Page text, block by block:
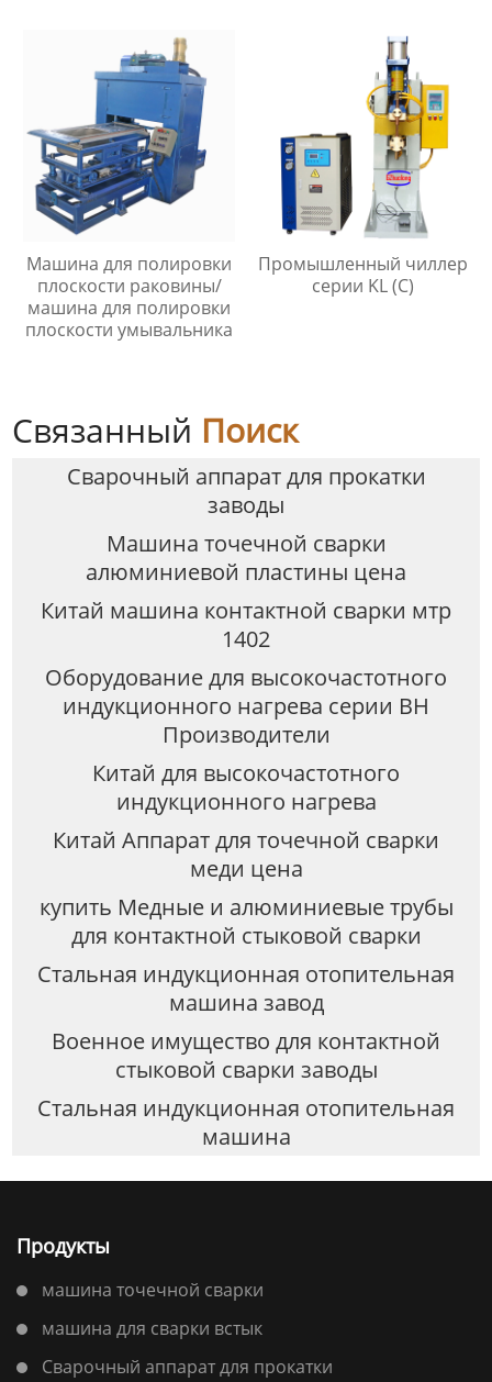
Машина для полировки
плоскости раковины/
машина для полировки
плоскости умывальника
Промышленный чиллер
серии KL (C)
Связанный Поиск
Сварочный аппарат для прокатки
заводы
Машина точечной сварки
алюминиевой пластины цена
Китай машина контактной сварки мтр
1402
Оборудование для высокочастотного
индукционного нагрева серии BH
Производители
Китай для высокочастотного
индукционного нагрева
Китай Аппарат для точечной сварки
меди цена
купить Медные и алюминиевые трубы
для контактной стыковой сварки
Стальная индукционная отопительная
машина завод
Военное имущество для контактной
стыковой сварки заводы
Стальная индукционная отопительная
машина
Продукты
машина точечной сварки
машина для сварки встык
Сварочный аппарат для прокатки